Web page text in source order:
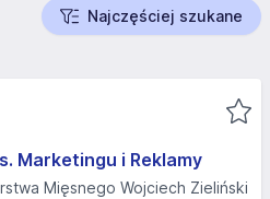
Najczęściej szukane
Marketingu i Reklamy
Mięsnego Wojciech Zieliński